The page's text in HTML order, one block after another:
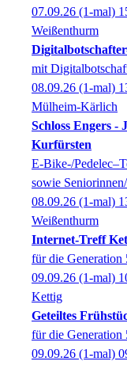
07.09.26 (1-mal)
Weißenthurm
mit
08.09.26 (1-mal)
Mülheim-Kärlich
Schloss Engers -
Kurfürsten
E-Bike-/
sowie
08.09.26 (1-mal)
Weißenthurm
Internet-Treff
für die Generation
09.09.26 (1-mal)
Kettig
Geteiltes
für die Generation
09.09.26 (1-mal)